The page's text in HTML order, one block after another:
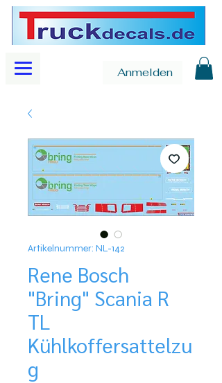
Anmelden
Artikelnummer: NL-142
Rene Bosch
"Bring" Scania R
TL
Kühlkoffersattelzu
g